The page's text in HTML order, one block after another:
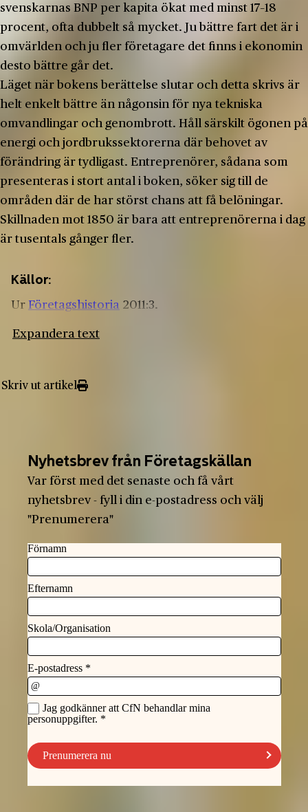
svenskarnas BNP per kapita ökat med minst 17–18
procent, ofta dubbelt så mycket. Ju bättre fart det är i
omvärlden och ju fler företagare det finns i ekonomin
desto bättre går det.
Läget när bokens berättelse slutar och detta skrivs är
helt enkelt bättre än någonsin för nya tekniska
omvandlingar och genombrott. Håll särskilt ögonen på
energi och jordbrukssektorerna där behovet av
förändring är tydligast. Entreprenörer, sådana som
presenteras i stort antal i boken, söker sig till de
områden där de har störst chans att få belöningar.
Skillnaden mot 1850 är bara att entreprenörerna i dag
är tusentals gånger fler.
Källor:
Ur Företagshistoria 2011:3.
Expandera text
Skriv ut artikel
Nyhetsbrev från Företagskällan
Var först med det senaste och få vårt
nyhetsbrev - fyll i din e-postadress och välj
"Prenumerera"